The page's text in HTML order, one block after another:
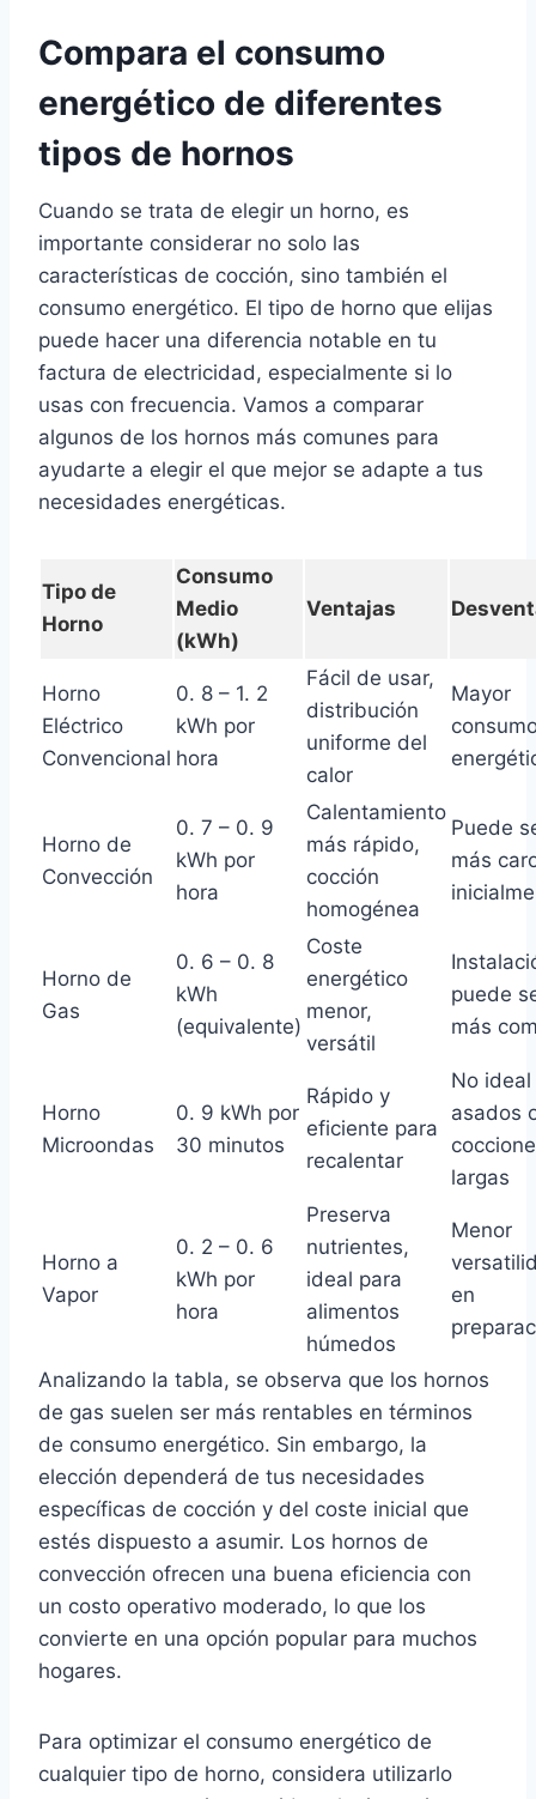
Compara el consumo
energético de diferentes
tipos de hornos
Cuando se trata de elegir un horno, es
importante considerar no solo las
características de cocción, sino también el
consumo energético. El tipo de horno que elijas
puede hacer una diferencia notable en tu
factura de electricidad, especialmente si lo
usas con frecuencia. Vamos a comparar
algunos de los hornos más comunes para
ayudarte a elegir el que mejor se adapte a tus
necesidades energéticas.
Tipo de
Horno
Consumo
Medio
(kWh)
Ventajas
Horno
Eléctrico
Convencional
0. 8 – 1. 2
kWh por
hora
Fácil de usar,
distribución
uniforme del
calor
Mayor
Horno de
Convección
0. 7 – 0. 9
kWh por
hora
Calentamiento
más rápido,
cocción
homogénea
Puede
más
Horno de
Gas
0. 6 – 0. 8
kWh
(equivalente)
Coste
energético
menor,
versátil
puede
más
Horno
Microondas
0. 9 kWh por
30 minutos
Rápido y
eficiente para
recalentar
No
asados
largas
Horno a
Vapor
0. 2 – 0. 6
kWh por
hora
Preserva
nutrientes,
ideal para
alimentos
húmedos
Menor
en
Analizando la tabla, se observa que los hornos
de gas suelen ser más rentables en términos
de consumo energético. Sin embargo, la
elección dependerá de tus necesidades
específicas de cocción y del coste inicial que
estés dispuesto a asumir. Los hornos de
convección ofrecen una buena eficiencia con
un costo operativo moderado, lo que los
convierte en una opción popular para muchos
hogares.
Para optimizar el consumo energético de
cualquier tipo de horno, considera utilizarlo